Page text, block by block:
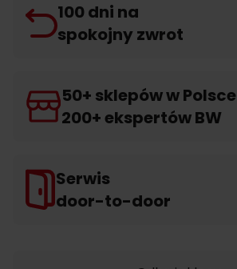
100 dni na
spokojny zwrot
50+ sklepów w Polsce
200+ ekspertów BW
Serwis
door-to-door